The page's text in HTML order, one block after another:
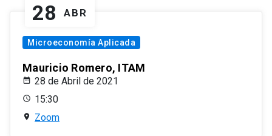
28 ABR
Microeconomía Aplicada
Mauricio Romero, ITAM
28 de Abril de 2021
15:30
Zoom